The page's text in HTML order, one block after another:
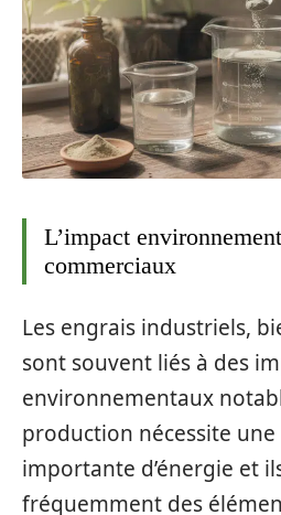
L’impact
commerciaux
Les engrais industriels,
sont souvent liés à des
environnementaux
production nécessite
importante d’énergie et
fréquemment des